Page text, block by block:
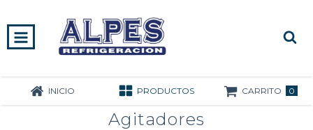
INICIO PRODUCTOS CARRITO 0
Agitadores